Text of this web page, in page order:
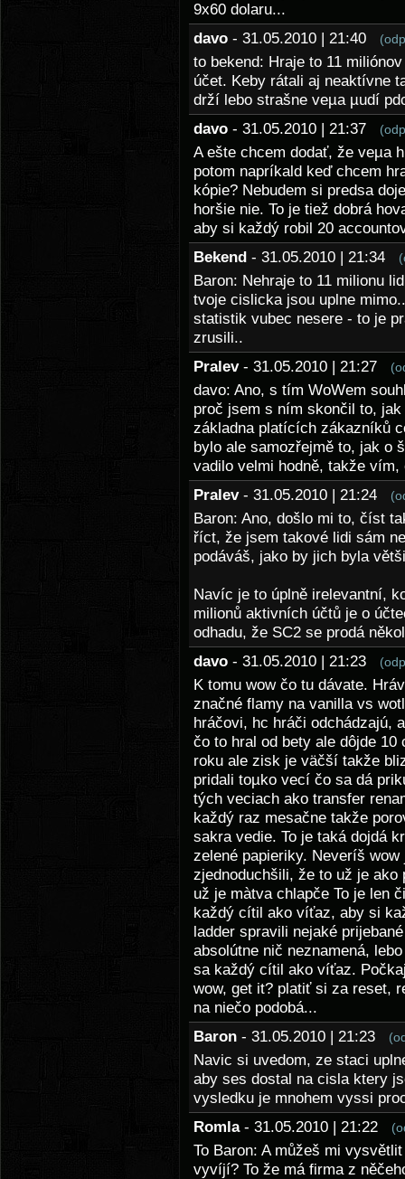
9x60 dolaru...
davo - 31.05.2010 | 21:40
to bekend: Hraje to 11
účet. Keby rátali aj neaktívne
drží lebo strašne veµa µudí
davo - 31.05.2010 | 21:37
A ešte chcem dodať, že veµa
potom napríkald keď chcem
kópie? Nebudem si predsa
horšie nie. To je tiež dobrá
aby si každý robil 20
Bekend - 31.05.2010 | 21:34
Baron: Nehraje to 11 milionu
tvoje cislicka jsou uplne
statistik vubec nesere - to je
zrusili..
Pralev - 31.05.2010 | 21:27
davo: Ano, s tím WoWem
proč jsem s ním skončil to,
základna platících zákazníků
bylo ale samozřejmě to, jak o
vadilo velmi hodně, takže
Pralev - 31.05.2010 | 21:24
Baron: Ano, došlo mi to, číst
říct, že jsem takové lidi sám
podáváš, jako by jich byla
Navíc je to úplně irelevantní,
milionů aktivních účtů je o
odhadu, že SC2 se prodá
davo - 31.05.2010 | 21:23
K tomu wow čo tu dávate.
značné flamy na vanilla vs
hráčovi, hc hráči odchádzajú,
čo to hral od bety ale dôjde
roku ale zisk je väčší takže
pridali toµko vecí čo sa dá
tých veciach ako transfer
každý raz mesačne takže
sakra vedie. To je taká dojdá
zelené papieriky. Neveríš
zjednoduchšili, že to už je ako
už je màtva chlapče To je len
každý cítil ako víťaz, aby si
ladder spravili nejaké
absolútne nič neznamená,
sa každý cítil ako víťaz.
wow, get it? platiť si za reset,
na niečo podobá...
Baron - 31.05.2010 | 21:23
Navic si uvedom, ze staci
aby ses dostal na cisla ktery
vysledku je mnohem vyssi
Romla - 31.05.2010 | 21:22
To Baron: A můžeš mi
vyvíjí? To že má firma z